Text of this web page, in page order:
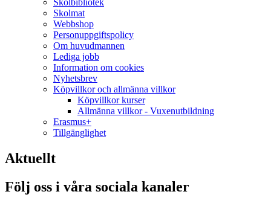
Skolbibliotek
Skolmat
Webbshop
Personuppgiftspolicy
Om huvudmannen
Lediga jobb
Information om cookies
Nyhetsbrev
Köpvillkor och allmänna villkor
Köpvillkor kurser
Allmänna villkor - Vuxenutbildning
Erasmus+
Tillgänglighet
Aktuellt
Följ oss i våra sociala kanaler